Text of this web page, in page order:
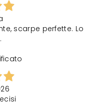
scarpe perfette. Lo